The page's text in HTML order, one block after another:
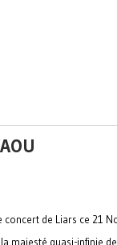
de Liars ce 21
majesté quasi-infinie